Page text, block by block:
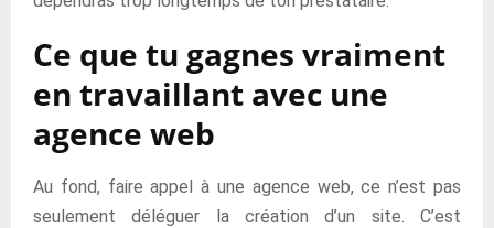
Ce que tu gagnes vraiment
en travaillant avec une
agence web
Au fond, faire appel à une agence web, ce n’est pas
seulement déléguer la création d’un site. C’est